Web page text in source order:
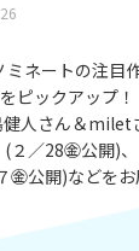
ネートの注目
ピックアップ
健人さん＆milet
(２／28㊎公開)
公開)などをお